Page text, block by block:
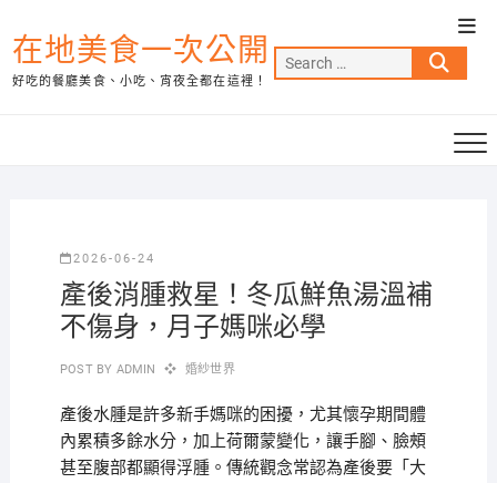
to
content
在地美食一次公開
好吃的餐廳美食、小吃、宵夜全都在這裡！
Search
…
2026-06-24
產後消腫救星！冬瓜鮮魚湯溫補
不傷身，月子媽咪必學
POST BY ADMIN 婚紗世界
產後水腫是許多新手媽咪的困擾，尤其懷孕期間體
內累積多餘水分，加上荷爾蒙變化，讓手腳、臉頰
甚至腹部都顯得浮腫。傳統觀念常認為產後要「大